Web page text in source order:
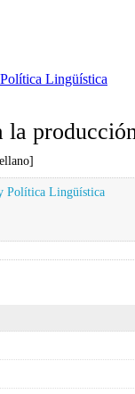
Lingüística
la
Política Lingüística